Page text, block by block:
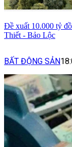
Đề xuất 10.000 tỷ
Thiết - Bảo Lộc
BẤT ĐỘNG SẢN